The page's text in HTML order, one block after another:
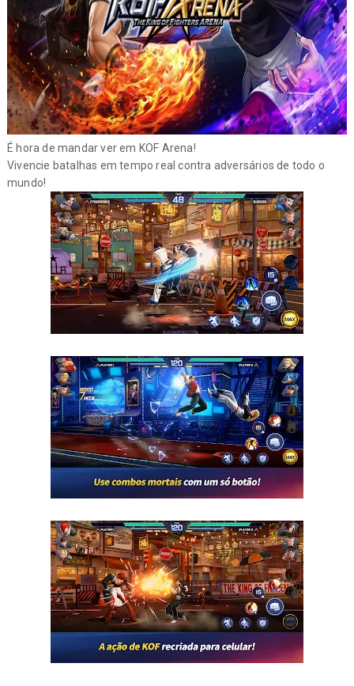
É hora de mandar ver em KOF Arena!
Vivencie batalhas em tempo real contra adversários de todo o
mundo!